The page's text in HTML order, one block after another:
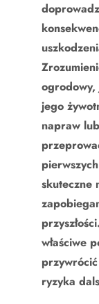
ogrodowy,
jego
napraw
skuteczne
właściwe
ryzyka